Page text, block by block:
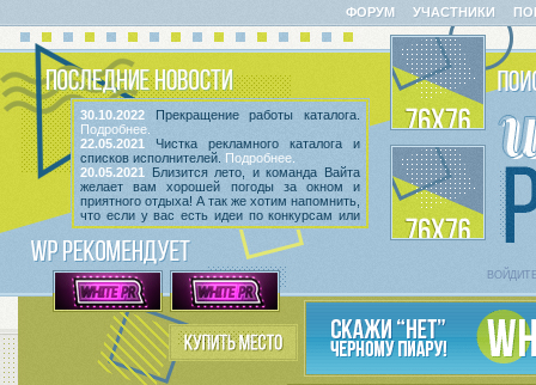
30.10.2022 Прекращение работы каталога.
Подробнее.
22.05.2021
Чистка рекламного каталога и
списков исполнителей. Подробнее.
20.05.2021
Близится лето, и команда Вайта
желает вам хорошей погоды за окном и
приятного отдыха! А так же хотим напомнить,
что если у вас есть идеи по конкурсам или
мероприятиям, вы всегда можете высказать
ихв этой теме! Так же сообщаем, что введен
срок неактивности исполнителей и их тем.
Подробнее.
ФОРУМ УЧАСТНИКИ